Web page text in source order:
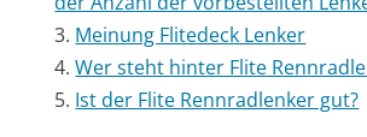
Meinung Flitedeck Lenker
Wer steht hinter Flite
Ist der Flite Rennradlenker gut?